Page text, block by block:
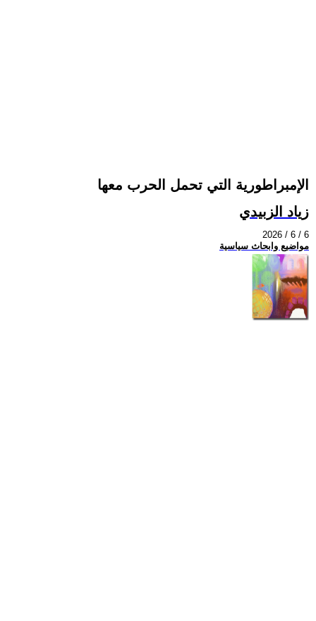
الإمبراطورية التي تحمل الحرب معها
زياد الزبيدي
2026 / 6 / 6
مواضيع وابحاث سياسية